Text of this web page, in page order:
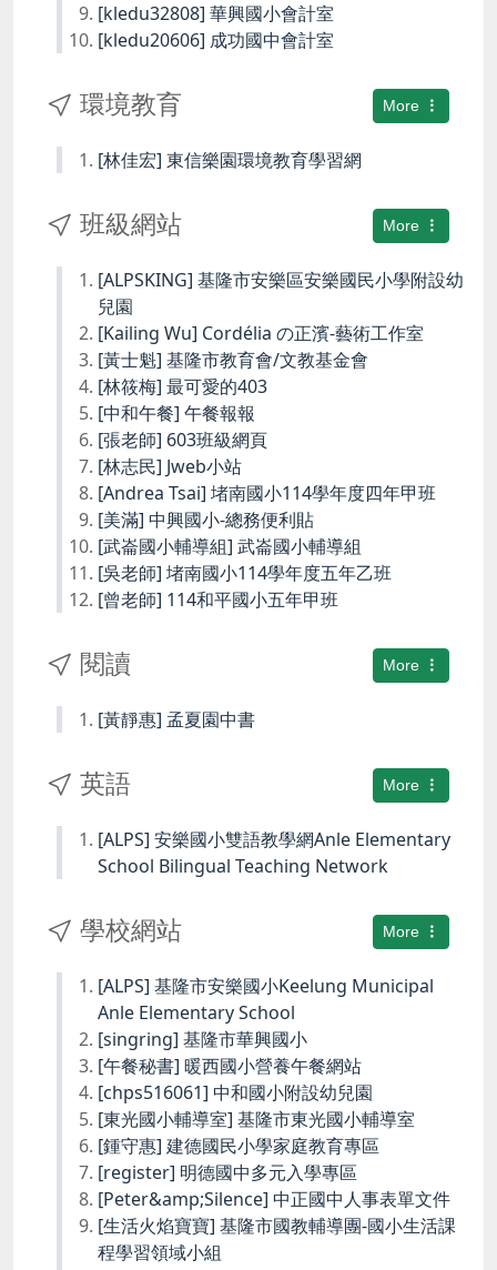
[kledu32808] 華興國小會計室
[kledu20606] 成功國中會計室
More
環境教育
[林佳宏] 東信樂園環境教育學習網
More
班級網站
[ALPSKING] 基隆市安樂區安樂國民小學附設幼
兒園
[Kailing Wu] Cordélia の正濱-藝術工作室
[黃士魁] 基隆市教育會/文教基金會
[林筱梅] 最可愛的403
[中和午餐] 午餐報報
[張老師] 603班級網頁
[林志民] Jweb小站
[Andrea Tsai] 堵南國小114學年度四年甲班
[美滿] 中興國小-總務便利貼
[武崙國小輔導組] 武崙國小輔導組
[吳老師] 堵南國小114學年度五年乙班
[曾老師] 114和平國小五年甲班
More
閱讀
[黃靜惠] 孟夏園中書
More
英語
[ALPS] 安樂國小雙語教學網Anle Elementary
School Bilingual Teaching Network
More
學校網站
[ALPS] 基隆市安樂國小Keelung Municipal
Anle Elementary School
[singring] 基隆市華興國小
[午餐秘書] 暖西國小營養午餐網站
[chps516061] 中和國小附設幼兒園
[東光國小輔導室] 基隆市東光國小輔導室
[鍾守惠] 建德國民小學家庭教育專區
[register] 明德國中多元入學專區
[Peter&amp;Silence] 中正國中人事表單文件
[生活火焰寶寶] 基隆市國教輔導團-國小生活課
程學習領域小組